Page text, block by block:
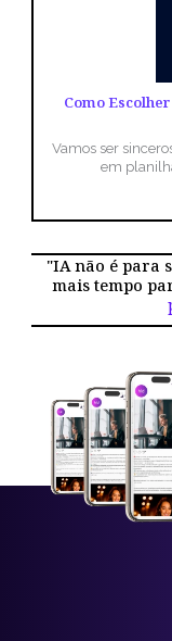
Como
Vamos ser
em
"IA não é para
mais tempo